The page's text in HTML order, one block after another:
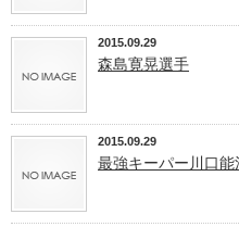
2015.09.29
森島寛晃選手
2015.09.29
最強キーパー川口能